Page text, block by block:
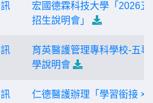
宏國德霖科技大學「2026五
招生說明會」
育英醫護管理專科學校-五專
學說明會
仁德醫護辦理「學習銜接 ×